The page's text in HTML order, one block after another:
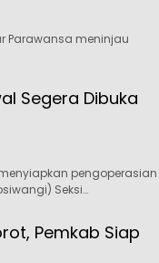
Parawansa meninjau
Segera Dibuka
menyiapkan pengoperasian
Seksi…
Pemkab Siap